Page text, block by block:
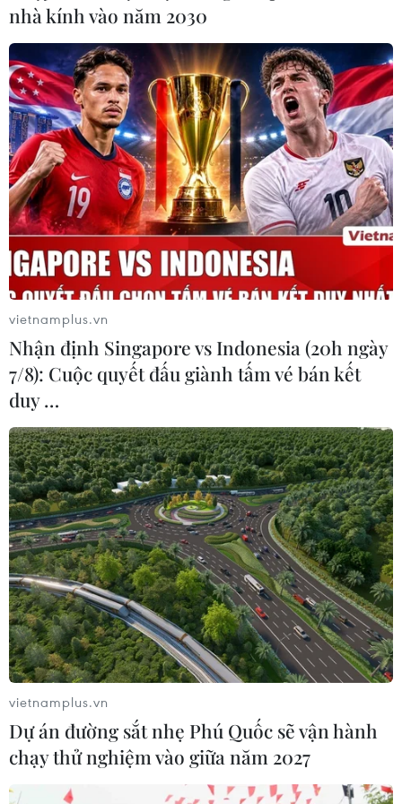
nhà kính vào năm 2030
vietnamplus.vn
Nhận định Singapore vs Indonesia (20h ngày
7/8): Cuộc quyết đấu giành tấm vé bán kết
duy …
vietnamplus.vn
Dự án đường sắt nhẹ Phú Quốc sẽ vận hành
chạy thử nghiệm vào giữa năm 2027